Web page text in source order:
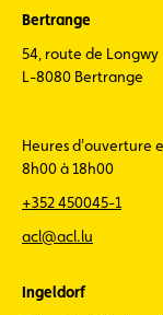
Bertrange
54, route de Longwy
L-8080 Bertrange
Heures d'ouverture
8h00 à 18h00
+352 450045-1
acl@acl.lu
Ingeldorf